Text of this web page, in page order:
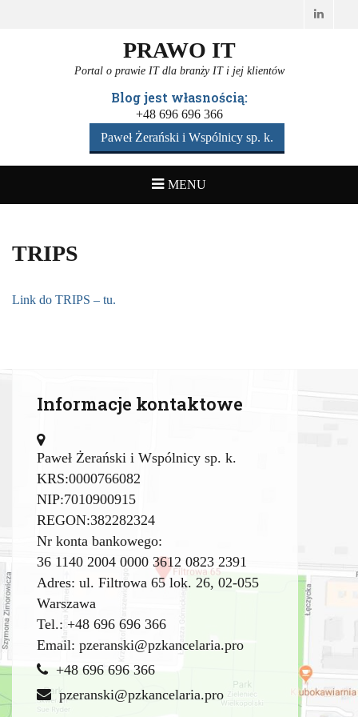
PRAWO IT
Portal o prawie IT dla branży IT i jej klientów
Blog jest własnością:
+48 696 696 366
Paweł Żerański i Wspólnicy sp. k.
MENU
TRIPS
Link do TRIPS – tu.
Informacje kontaktowe
Paweł Żerański i Wspólnicy sp. k.
KRS:0000766082
NIP:7010900915
REGON:382282324
Nr konta bankowego:
36 1140 2004 0000 3612 0823 2391
Adres: ul. Filtrowa 65 lok. 26, 02-055
Warszawa
Tel.: +48 696 696 366
Email: pzeranski@pzkancelaria.pro
+48 696 696 366
pzeranski@pzkancelaria.pro